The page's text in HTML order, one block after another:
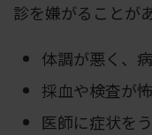
診を嫌がることが
体調が悪く、
採血や検査が
医師に症状を